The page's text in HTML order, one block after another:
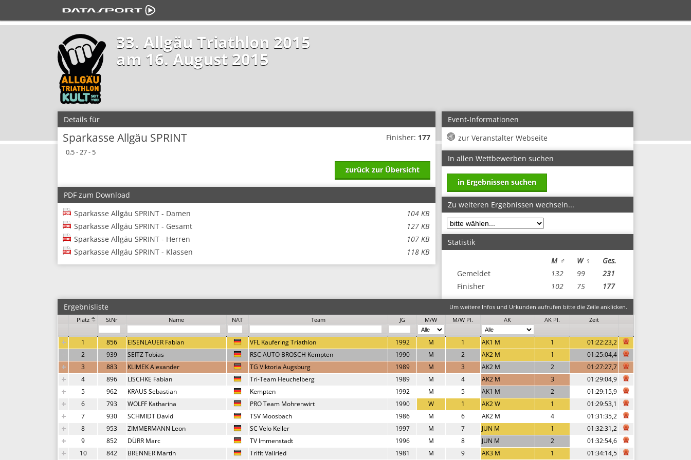
33. Allgäu Triathlon 2015
am 16. August 2015
Details für
Sparkasse Allgäu SPRINT
0,5 - 27 - 5
Finisher: 177
zurück zur Übersicht
PDF zum Download
Sparkasse Allgäu SPRINT - Damen
104 KB
Sparkasse Allgäu SPRINT - Gesamt
127 KB
Sparkasse Allgäu SPRINT - Herren
107 KB
Sparkasse Allgäu SPRINT - Klassen
118 KB
Event-Informationen
zur Veranstalter Webseite
In allen Wettbewerben suchen
in Ergebnissen suchen
Zu weiteren Ergebnissen wechseln...
Statistik
Ges.
W ♀
M ♂
Gemeldet
231
99
132
Finisher
177
75
102
Ergebnisliste
Um weitere Infos und Urkunden aufrufen bitte die Zeile anklicken.
Platz
StNr Name NAT Team JG M/W M/W Pl. AK AK Pl. Zeit
1 856 EISENLAUER Fabian VFL Kaufering Triathlon 1992 M 1 AK1 M 1
01:22:23,2
2
939 SEITZ Tobias RSC AUTO BROSCH Kempten 1990 M 2 AK2 M 1
01:25:04,4
3
883 KLIMEK Alexander TG Viktoria Augsburg 1989 M 3 AK2 M 2
01:27:27,7
4
896 LISCHKE Fabian Tri-Team Heuchelberg 1989 M 4 AK2 M 3
01:29:04,9
5
962 KRAUS Sebastian Kempten 1992 M 5 AK1 M 2
01:29:15,9
6
793 WOLFF Katharina PRO Team Mohrenwirt 1990 W 1 AK2 W 1
01:29:53,1
7
930 SCHMIDT David TSV Moosbach 1986 M 6 AK2 M 4
01:31:35,2
8
953 ZIMMERMANN Leon SC Velo Keller 1997 M 7 JUN M 1
01:32:31,2
9
852 DÜRR Marc TV Immenstadt 1996 M 8 JUN M 2
01:32:54,6
10
842 BRENNER Martin Trifit Vallried 1981 M 9 AK3 M 1 01:34:14,5